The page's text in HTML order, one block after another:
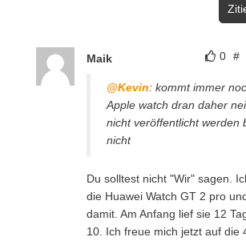
0 #
Maik
@Kevin: kommt immer
Apple watch dran daher
nicht veröffentlicht werden
nicht
Du solltest nicht "Wir" sagen.
die Huawei Watch GT 2 pro
damit. Am Anfang lief sie 12
10. Ich freue mich jetzt auf die